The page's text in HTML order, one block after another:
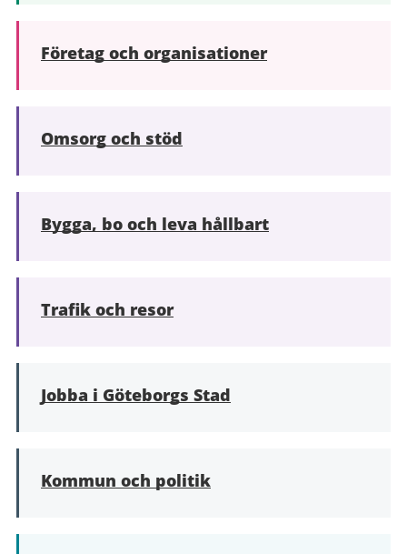
Företag och organisationer
Omsorg och stöd
Bygga, bo och leva hållbart
Trafik och resor
Jobba i Göteborgs Stad
Kommun och politik